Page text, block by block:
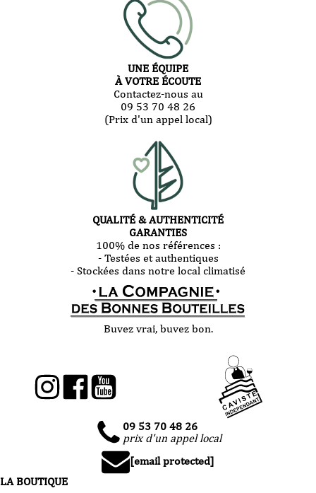
UNE ÉQUIPE
À VOTRE ÉCOUTE
Contactez-nous au
09 53 70 48 26
(Prix d'un appel local)
QUALITÉ & AUTHENTICITÉ
GARANTIES
100% de nos références :
- Testées et authentiques
- Stockées dans notre local climatisé
Buvez vrai, buvez bon.
09 53 70 48 26
prix d'un appel local
[email protected]
LA BOUTIQUE